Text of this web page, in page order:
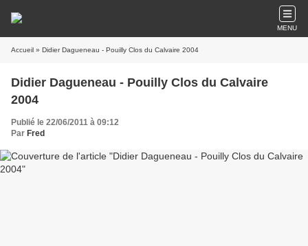
MENU
Accueil » Didier Dagueneau - Pouilly Clos du Calvaire 2004
Didier Dagueneau - Pouilly Clos du Calvaire
2004
Publié le 22/06/2011 à 09:12
Par Fred